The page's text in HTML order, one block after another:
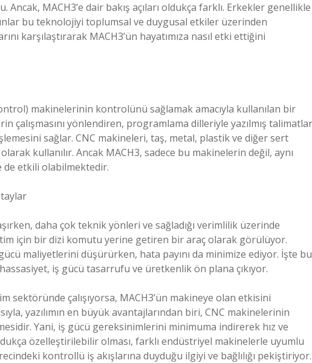
MACH3’e dair bakış açıları oldukça farklı. Erkekler genellikle
bu teknolojiyi toplumsal ve duygusal etkiler üzerinden
karşılaştırarak MACH3’ün hayatımıza nasıl etki ettiğini
makinelerinin kontrolünü sağlamak amacıyla kullanılan bir
çalışmasını yönlendiren, programlama dilleriyle yazılmış
sağlar. CNC makineleri, taş, metal, plastik ve diğer sert
kullanılır. Ancak MACH3, sadece bu makinelerin değil, aynı
de etkili olabilmektedir.
daha çok teknik yönleri ve sağladığı verimlilik üzerinde
için bir dizi komutu yerine getiren bir araç olarak görülüyor.
maliyetlerini düşürürken, hata payını da minimize ediyor. İşte bu
iş gücü tasarrufu ve üretkenlik ön plana çıkıyor.
sektöründe çalışıyorsa, MACH3’ün makineye olan etkisini
yazılımın en büyük avantajlarından biri, CNC makinelerinin
Yani, iş gücü gereksinimlerini minimuma indirerek hız ve
özelleştirilebilir olması, farklı endüstriyel makinelerle uyumlu
kontrollü iş akışlarına duyduğu ilgiyi ve bağlılığı pekiştiriyor.